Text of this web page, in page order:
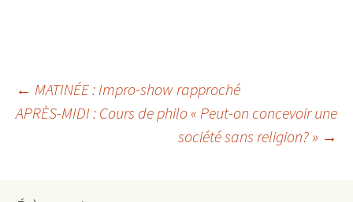
Navigation
des
← MATINÉE : Impro-show rapproché
APRÈS-MIDI : Cours de philo « Peut-on concevoir une
société sans religion? » →